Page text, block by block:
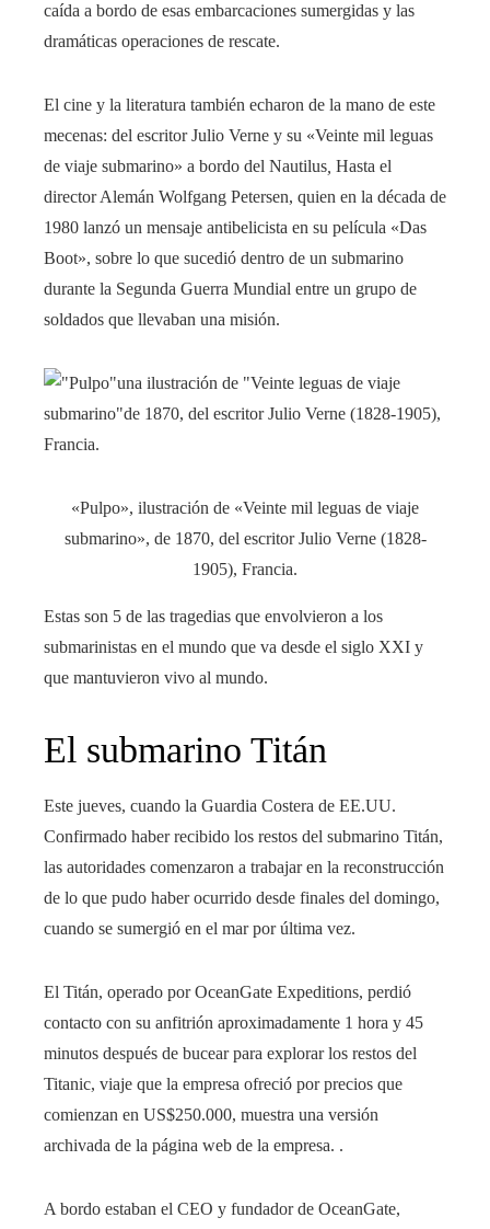
caída a bordo de esas embarcaciones sumergidas y las
dramáticas operaciones de rescate.
El cine y la literatura también echaron de la mano de este
mecenas: del escritor Julio Verne y su «Veinte mil leguas
de viaje submarino» a bordo del Nautilus Hasta el
director Alemán Wolfgang Petersen, quien en la década de
1980 lanzó un mensaje antibelicista en su película «Das
Boot», sobre lo que sucedió dentro de un submarino
durante la Segunda Guerra Mundial entre un grupo de
soldados que llevaban una misión.
«Pulpo», ilustración de «Veinte mil leguas de viaje
submarino», de 1870, del escritor Julio Verne (1828-
1905), Francia.
Estas son 5 de las tragedias que envolvieron a los
submarinistas en el mundo que va desde el siglo XXI y
que mantuvieron vivo al mundo.
El submarino Titán
Este jueves, cuando la Guardia Costera de EE.UU.
Confirmado haber recibido los restos del submarino Titán,
las autoridades comenzaron a trabajar en la reconstrucción
de lo que pudo haber ocurrido desde finales del domingo,
cuando se sumergió en el mar por última vez.
El Titán, operado por OceanGate Expeditions, perdió
contacto con su anfitrión aproximadamente 1 hora y 45
minutos después de bucear para explorar los restos del
Titanic, viaje que la empresa ofreció por precios que
comienzan en US$250.000, muestra una versión
archivada de la página web de la empresa. .
A bordo estaban el CEO y fundador de OceanGate,